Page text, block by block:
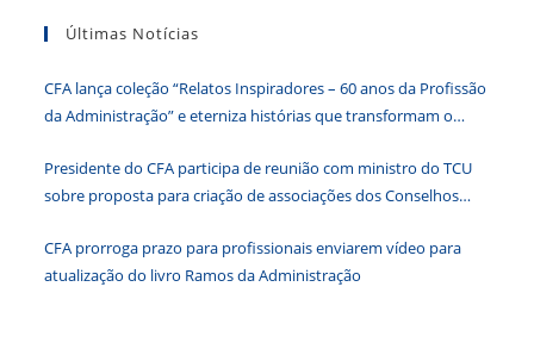
Últimas Notícias
CFA lança coleção “Relatos Inspiradores – 60 anos da Profissão
da Administração” e eterniza histórias que transformam o
Presidente do CFA participa de reunião com ministro do TCU
sobre proposta para criação de associações dos Conselhos
CFA prorroga prazo para profissionais enviarem vídeo para
atualização do livro Ramos da Administração